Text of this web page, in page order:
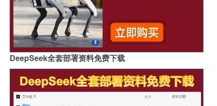
DeepSeek全套部署资料免费下载